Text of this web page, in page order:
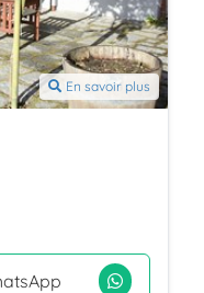
En savoir plus